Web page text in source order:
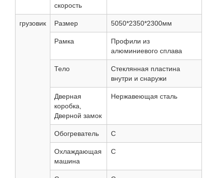
скорость
грузовик Размер 5050*2350*2300мм
Рамка
Профили из
алюминиевого сплава
Тело
Стеклянная пластина
внутри и снаружи
Дверная
коробка,
Дверной замок
Нержавеющая сталь
Обогреватель С
Охлаждающая
машина
С